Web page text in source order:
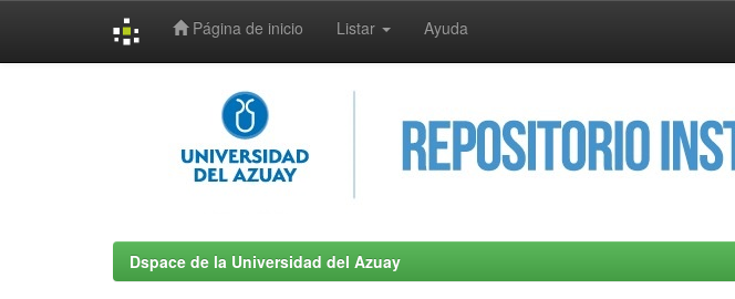
Página de inicio Listar Ayuda
Dspace de la Universidad del Azuay